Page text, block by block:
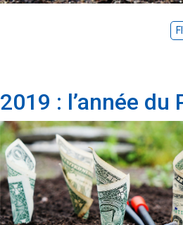
2019 : l’année du